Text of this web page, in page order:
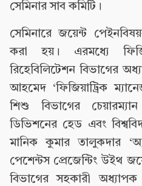
সেমিনার সাব কমিটি।
সেমিনারে জয়েন্ট
করা হয়। এরমধ্যে
রিহেবিলিটেশন বিভাগের
আহমেদ ‘ফিজিয়াট্রিক
শিশু বিভাগের
ডিভিশনের হেড এবং
মানিক কুমার তালুকদার
পেশেন্টস প্রেজেন্টিং উইথ
বিভাগের সহকারী